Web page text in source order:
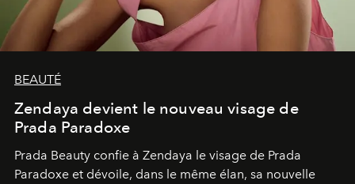
BEAUTÉ
Zendaya devient le nouveau visage de
Prada Paradoxe
Prada Beauty confie à Zendaya le visage de Prada
Paradoxe et dévoile, dans le même élan, sa nouvelle